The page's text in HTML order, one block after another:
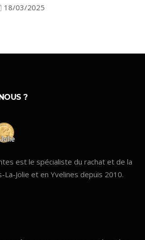
18/03/2025
?
est le spécialiste du rachat et de la
Jolie et en Yvelines depuis 2010.